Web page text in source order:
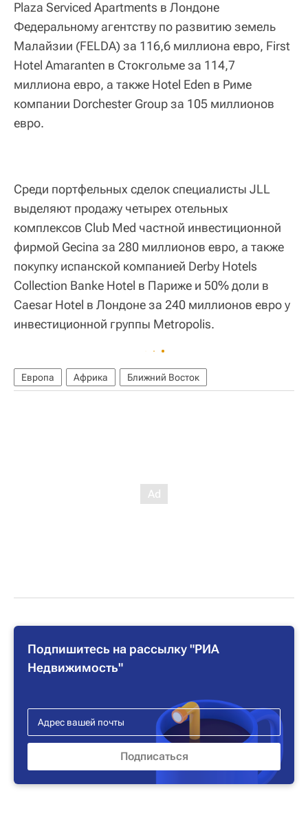
Plaza Serviced Apartments в Лондоне
Федеральному агентству по развитию земель
Малайзии (FELDA) за 116,6 миллиона евро, First
Hotel Amaranten в Стокгольме за 114,7
миллиона евро, а также Hotel Eden в Риме
компании Dorchester Group за 105 миллионов
евро.
Среди портфельных сделок специалисты JLL
выделяют продажу четырех отельных
комплексов Club Med частной инвестиционной
фирмой Gecina за 280 миллионов евро, а также
покупку испанской компанией Derby Hotels
Collection Banke Hotel в Париже и 50% доли в
Caesar Hotel в Лондоне за 240 миллионов евро у
инвестиционной группы Metropolis.
Европа Африка Ближний Восток
Подпишитесь на рассылку "РИА
Недвижимость"